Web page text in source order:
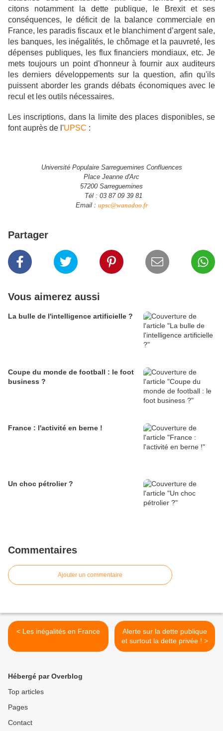
citons notamment
la dette publique, le Brexit et ses
conséquences, le déficit de la balance commerciale en
France, les paradis fiscaux et le blanchiment d’argent sale,
les banques, les inégalités, le chômage et la pauvreté, les
dépenses publiques, les flux financiers mondiaux, etc. Je
mets toujours un point d'honneur à fournir aux auditeurs
les derniers développements sur la question, afin qu'ils
puissent aborder les grands débats économiques avec le
recul et les outils nécessaires.
Les inscriptions, dans la limite des places disponibles, se
font auprès de l'UPSC :
Université Populaire Sarreguemines Confluences
Place Jeanne d'Arc
57200 Sarreguemines
Tél : 03 87 09 39 81
Email : upsc@wanadoo.fr
Partager
Vous aimerez aussi
La bulle de l'intelligence artificielle ?
Coupe du monde de football : le foot
business ?
France : l'activité en berne !
Un choc pétrolier ?
Commentaires
Ajouter un commentaire
< Les inégalités en France
Alerte sur la dette publique
et surtout la dette privée ! >
Hébergé par Overblog
Top articles
Pages
Contact